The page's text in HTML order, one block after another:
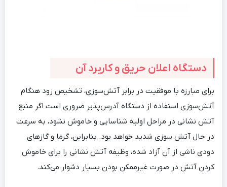
دستگاه اعلان حریق و کاربرد آن
برای مبارزه با موفقیت در برابر آتش‌سوزی، تشخیص زود هنگام
آتش‌سوزی استفاده از دستگاه آدرس‌پذیر ضروری است اگر منبع
آتش نشانی در مراحل اولیه شناسایی و خاموش نشود، به سرعت
در حال آتش سوزی شدید خواهد بود. بنابراین، گرما و گازهای
دودی ناشی از آن آزاد شده، وظیفه آتش نشانی را برای خاموش
کردن آتش در صورت غیرممکن بودن بسیار دشوار می‌کند.